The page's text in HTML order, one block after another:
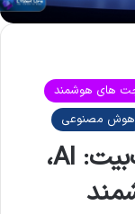
های هوشمند
هوش مصنوعی
اکوسیستم پیکسل-فیت‌بیت: AI،